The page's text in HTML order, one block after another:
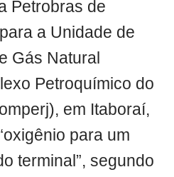
Petrobras de
a Unidade de
Gás Natural
Petroquímico do
em Itaboraí,
para um
terminal”, segundo